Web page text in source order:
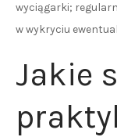
wyciągarki;
w wykryciu
Jakie